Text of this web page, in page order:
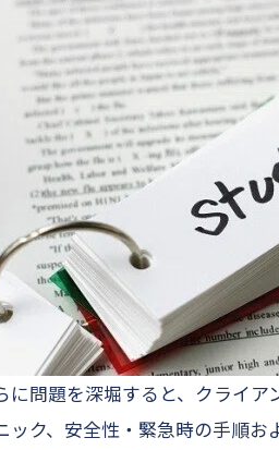
に問題を深堀すると、クライ
ック、安全性・緊急時の手順